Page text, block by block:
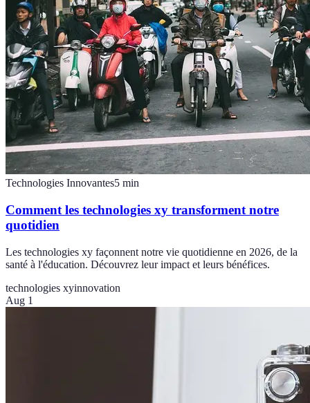
Technologies Innovantes5 min
Comment les technologies xy transforment notre
quotidien
Les technologies xy façonnent notre vie quotidienne en 2026, de la
santé à l'éducation. Découvrez leur impact et leurs bénéfices.
technologies xyinnovation
Aug 1